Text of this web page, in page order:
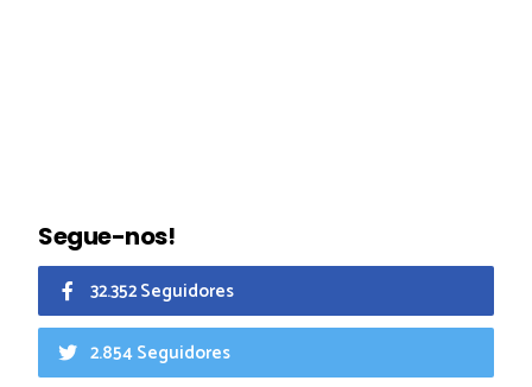
Segue-nos!
32.352 Seguidores
2.854 Seguidores